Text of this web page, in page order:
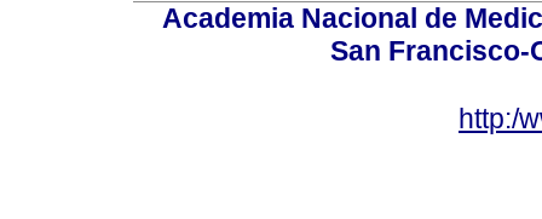
Academia Nacional de
San Francisco-
http:/